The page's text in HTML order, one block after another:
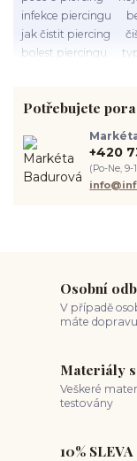
infekce piercingu
jak čistit piercing
bolest piercingu
hygiena piercingu
piercing ucha
spravná velikost
jak pečovat o
Potřebujete
+420
(Po-Ne, 9-
Osobní
V případě
máte
Materiály
Veškeré
testovány
10%